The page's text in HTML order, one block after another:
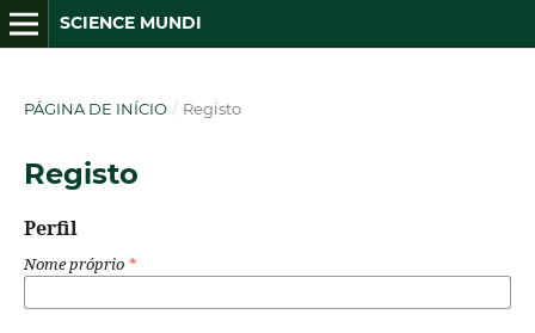
SCIENCE MUNDI
PÁGINA DE INÍCIO / Registo
Registo
Perfil
Nome próprio *